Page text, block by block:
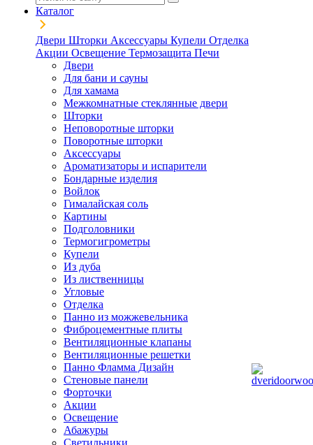
Каталог
Двери Шторки Аксессуары Купели Отделка
Акции Освещение Термозащита Печи
Двери
Для бани и сауны
Для хамама
Межкомнатные стеклянные двери
Шторки
Неповоротные шторки
Поворотные шторки
Аксессуары
Ароматизаторы и испарители
Бондарные изделия
Войлок
Гималайская соль
Картины
Подголовники
Термогигрометры
Купели
Из дуба
Из лиственницы
Угловые
Отделка
Панно из можжевельника
Фиброцементные плиты
Вентиляционные клапаны
Вентиляционные решетки
Панно Фламма Дизайн
Стеновые панели
Форточки
Акции
Освещение
Абажуры
Светильники